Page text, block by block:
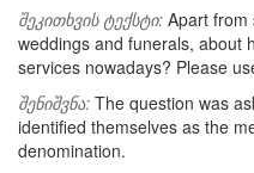
შეკითხვის ტექსტი: Apart from
weddings and funerals, about
services nowadays? Please
შენიშვნა: The question was
identified themselves as the
denomination.